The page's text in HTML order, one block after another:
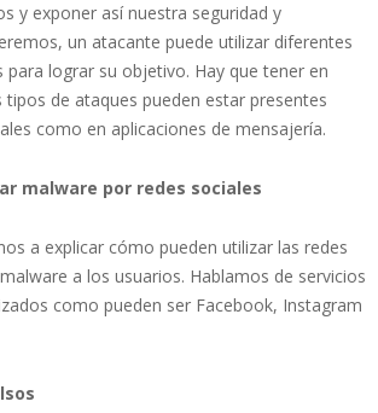
y exponer así nuestra seguridad y
un atacante puede utilizar diferentes
lograr su objetivo. Hay que tener en
tipos de ataques pueden estar presentes
como en aplicaciones de mensajería.
malware por redes sociales
a explicar cómo pueden utilizar las redes
a los usuarios. Hablamos de servicios
como pueden ser Facebook, Instagram